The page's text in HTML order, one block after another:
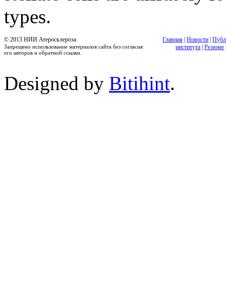
types.
© 2013 НИИ Атеросклероза
Запрещено использование материалов сайта без согласия
его авторов и обратной ссылки.
Главная |Новости |
института |Резюме
Designed by Bitihint.